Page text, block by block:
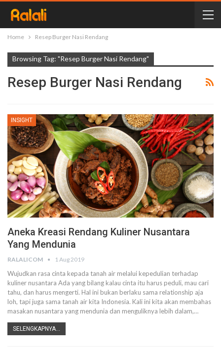
Home Resep Burger Nasi Rendang
Browsing Tag: "Resep Burger Nasi Rendang"
Resep Burger Nasi Rendang
INSIGHT
Aneka Kreasi Rendang Kuliner Nusantara
Yang Mendunia
RALALICOM 1 Aug 2019
Wujudkan rasa cinta kepada tanah air melalui kepedulian terhadap
kuliner nusantara Ada yang bilang kalau cinta itu harus peduli, mau cari
tahu, dan harus mengerti. Hal ini bukan berlaku sama relationship aja
loh, tapi juga sama tanah air kita Indonesia. Kali ini kita akan membahas
masakan nusantara yang mendunia dan menguliknya lebih dalam,…
SELENGKAPNYA...